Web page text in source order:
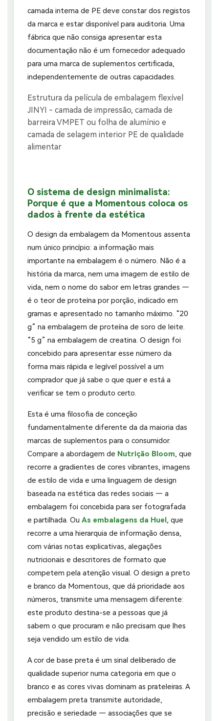
camada interna de PE deve constar dos registos
da marca e estar disponível para auditoria. Uma
fábrica que não consiga apresentar esta
documentação não é um fornecedor adequado
para uma marca de suplementos certificada,
independentemente de outras capacidades.
O sistema de design minimalista:
Porque é que a Momentous coloca os
dados à frente da estética
O design da embalagem da Momentous assenta
num único princípio: a informação mais
importante na embalagem é o número. Não é a
história da marca, nem uma imagem de estilo de
vida, nem o nome do sabor em letras grandes —
é o teor de proteína por porção, indicado em
gramas e apresentado no tamanho máximo. “20
g” na embalagem de proteína de soro de leite.
“5 g” na embalagem de creatina. O design foi
concebido para apresentar esse número da
forma mais rápida e legível possível a um
comprador que já sabe o que quer e está a
verificar se tem o produto certo.
Esta é uma filosofia de conceção
fundamentalmente diferente da da maioria das
marcas de suplementos para o consumidor.
Compare a abordagem de Nutrição Bloom, que
recorre a gradientes de cores vibrantes, imagens
de estilo de vida e uma linguagem de design
baseada na estética das redes sociais — a
embalagem foi concebida para ser fotografada
e partilhada. Ou As embalagens da Huel, que
recorre a uma hierarquia de informação densa,
com várias notas explicativas, alegações
nutricionais e descritores de formato que
competem pela atenção visual. O design a preto
e branco da Momentous, que dá prioridade aos
números, transmite uma mensagem diferente:
este produto destina-se a pessoas que já
sabem o que procuram e não precisam que lhes
seja vendido um estilo de vida.
A cor de base preta é um sinal deliberado de
qualidade superior numa categoria em que o
branco e as cores vivas dominam as prateleiras. A
embalagem preta transmite autoridade,
precisão e seriedade — associações que se